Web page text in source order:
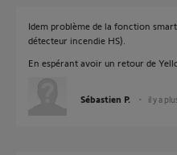
Idem problème de la fonction
détecteur incendie HS).
En espérant avoir un retour de
Sébastien P. il y a